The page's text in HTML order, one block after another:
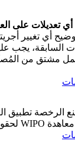
أي تعديلات على
أي تغيير
والإصدارات السابقة،
مشتق من
الرخصة تطبيق